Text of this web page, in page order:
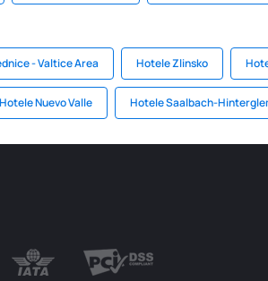
- Valtice Area Hotele Zlinsko
Hotele Nuevo Valle Hotele Saalbach-